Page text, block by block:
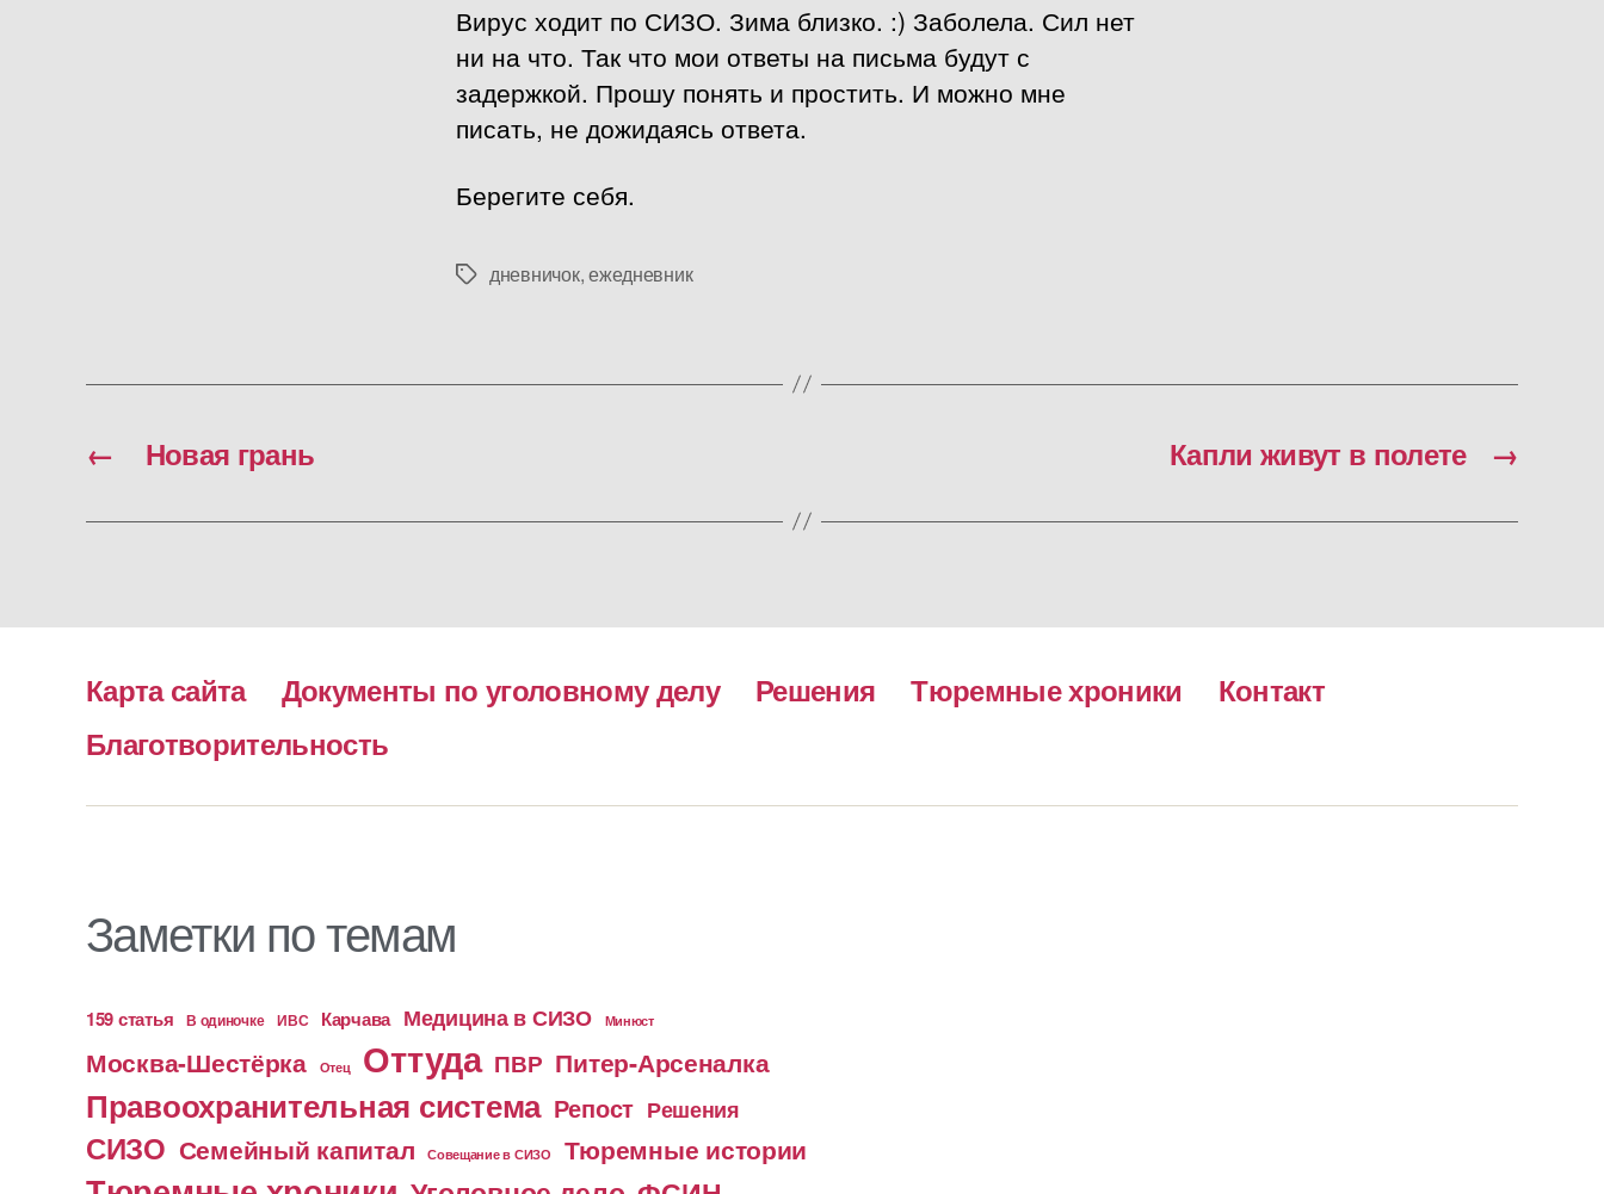
Вирус ходит по СИЗО. Зима близко. :) Заболела. Сил нет
ни на что. Так что мои ответы на письма будут с
задержкой. Прошу понять и простить. И можно мне
писать, не дожидаясь ответа.
Берегите себя.
Меткидневничок,ежедневник
← Новая грань →
Капли живут в полете
Карта сайта Документы по уголовному делу Решения Тюремные хроники
Контакт
Благотворительность
Заметки по темам
159 статья В одиночке ИВС Карчава Медицина в СИЗО Минюст
Москва-Шестёрка Отец Оттуда ПВР Питер-Арсеналка
Правоохранительная система Репост Решения
СИЗО Семейный капитал Совещание в СИЗО Тюремные истории